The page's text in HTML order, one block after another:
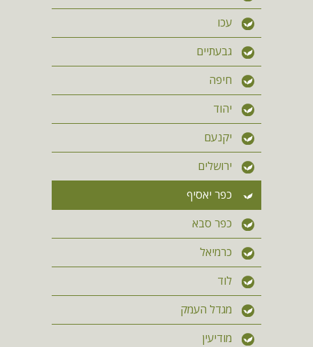
עכו
גבעתיים
חיפה
יהוד
יקנעם
ירושלים
כפר יאסיף
כפר סבא
כרמיאל
לוד
מגדל העמק
מודיעין